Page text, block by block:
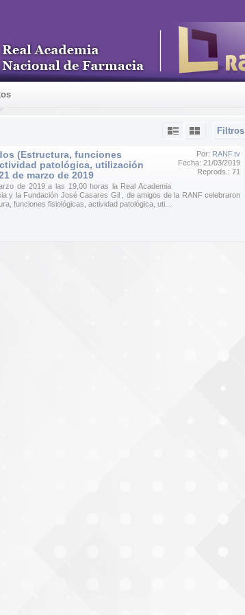
Filtros
Por: RANF.tv
Fecha: 21/03/2019
Reprods.: 71
(Estructura, funciones
patológica, utilización
de marzo de 2019
de 2019 a las 19,00 horas la Real Academia
y la Fundación José Casares Gil , de amigos de la RANF celebraron
funciones fisiológicas, actividad patológica, uti...